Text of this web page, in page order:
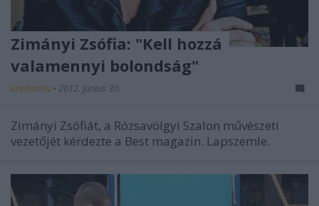
Zimányi Zsófia: "Kell hozzá
valamennyi bolondság"
szinhazhu • 2012. június 30.
Zimányi Zsófiát, a Rózsavölgyi Szalon művészeti
vezetőjét kérdezte a Best magazin. Lapszemle.